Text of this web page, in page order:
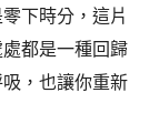
下時分，這片
都是一種回歸
，也讓你重新